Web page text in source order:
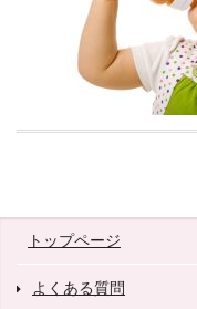
トップページ
よくある質問